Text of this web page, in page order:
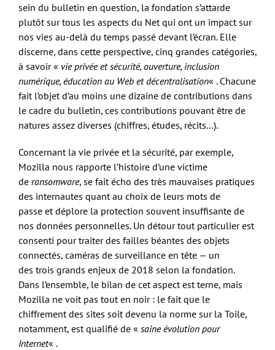
sein du bulletin en question, la fondation s’attarde
plutôt sur tous les aspects du Net qui ont un impact sur
nos vies au-delà du temps passé devant l’écran. Elle
discerne, dans cette perspective, cinq grandes catégories,
à savoir « vie privée et sécurité, ouverture, inclusion
numérique, éducation au Web et décentralisation« . Chacune
fait l’objet d’au moins une dizaine de contributions dans
le cadre du bulletin, ces contributions pouvant être de
natures assez diverses (chiffres, études, récits…).
Concernant la vie privée et la sécurité, par exemple,
Mozilla nous rapporte l’histoire d’une victime
de ransomware, se fait écho des très mauvaises pratiques
des internautes quant au choix de leurs mots de
passe et déplore la protection souvent insuffisante de
nos données personnelles. Un détour tout particulier est
consenti pour traiter des failles béantes des objets
connectés, caméras de surveillance en tête — un
des trois grands enjeux de 2018 selon la fondation.
Dans l’ensemble, le bilan de cet aspect est terne, mais
Mozilla ne voit pas tout en noir : le fait que le
chiffrement des sites soit devenu la norme sur la Toile,
notamment, est qualifié de « saine évolution pour
Internet« .